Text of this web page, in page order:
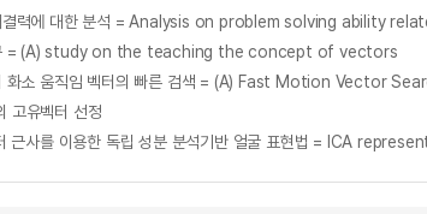
해결력에 대한 분석 = Analysis on problem solving ability
구 = (A) study on the teaching the concept of vectors
화소 움직임 벡터의 빠른 검색 = (A) Fast Motion Vector
고유벡터 선정
터 근사를 이용한 독립 성분 분석기반 얼굴 표현법 = ICA